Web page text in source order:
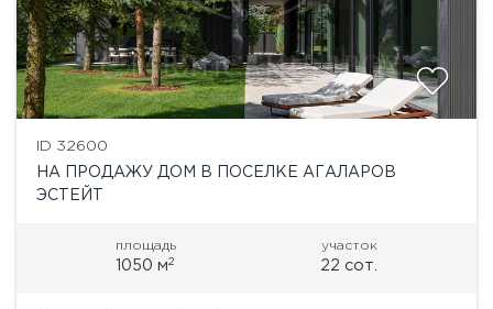
ID 32600
НА ПРОДАЖУ ДОМ В ПОСЕЛКЕ АГАЛАРОВ
ЭСТЕЙТ
площадь
1050 м2
участок
22 сот.